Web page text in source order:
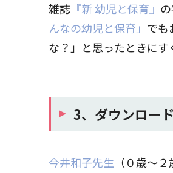
雑誌 『新 幼児と保育』
んなの幼児と保育」 でも
な？」と思ったときにす
3、ダウンロー
今井和子先生 （０歳～２